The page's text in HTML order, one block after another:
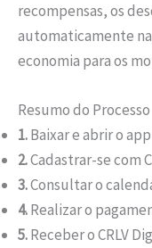
recompensas, os
automaticamente
economia para os
Resumo do Processo
1.Baixar e abrir o app
2.Cadastrar-se com
3.Consultar o
4.Realizar o
5.Receber o CRLV